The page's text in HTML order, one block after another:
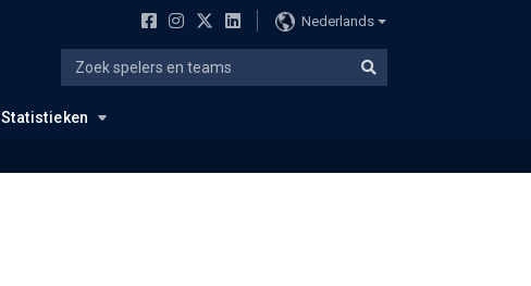
Nederlands
Statistieken